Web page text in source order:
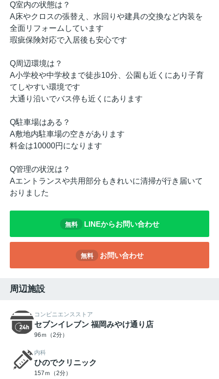
Q室内の状態は？
A床やクロスの張替え、水回りや建具の交換など内装を
全面リフォームしています
瑕疵保険対応で入居後も安心です
Q周辺環境は？
A小学校や中学校まで徒歩10分、公園も近くにあり子育
てしやすい環境です
大通り沿いでバス停も近くにあります
Q駐車場はある？
A敷地内駐車場の空きがあります
料金は10000円になります
Q管理の状況は？
Aエントランスや共用部分もきれいに清掃が行き届いて
おりました
無料 LINEからお問い合わせ
無料 お問い合わせ
周辺施設
コンビニエンスストア
セブンイレブン 福岡みやけ通り店
96ｍ（2分）
内科
ひのでクリニック
157ｍ（2分）